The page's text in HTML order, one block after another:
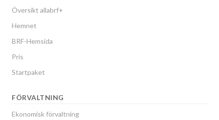
Översikt allabrf+
Hemnet
BRF-Hemsida
Pris
Startpaket
FÖRVALTNING
Ekonomisk förvaltning